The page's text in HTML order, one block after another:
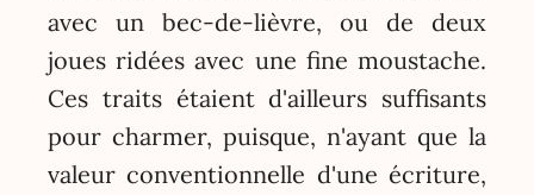
avec un bec-de-lièvre, ou de deux
joues ridées avec une fine moustache.
Ces traits étaient d'ailleurs suffisants
pour charmer, puisque, n'ayant que la
valeur conventionnelle d'une écriture,